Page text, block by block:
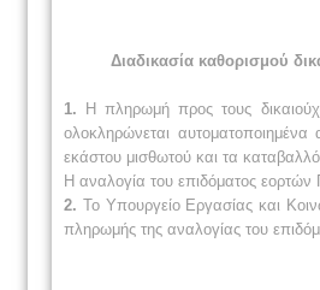
Διαδικασία καθορισμού
1. Η πληρωμή προς τους
ολοκληρώνεται
εκάστου μισθωτού και τα
Η αναλογία του επιδόματος
2. Το Υπουργείο Εργασίας και
πληρωμής της αναλογίας του